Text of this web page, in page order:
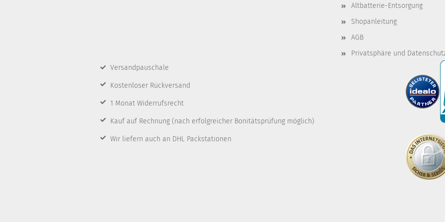
Altbatterie-Entsorgung
Shopanleitung
AGB
Privatsphäre und
Versandpauschale
Kostenloser Rückversand
1 Monat Widerrufsrecht
Kauf auf Rechnung (nach erfolgreicher Bonitätsprüfung möglich)
Wir liefern auch an DHL Packstationen